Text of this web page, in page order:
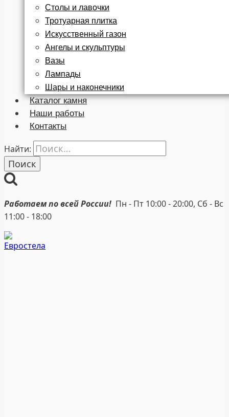
Столы и лавочки
Тротуарная плитка
Искусственный газон
Ангелы и скульптуры
Вазы
Лампады
Шары и наконечники
Каталог камня
Наши работы
Контакты
Найти:
Работаем по всей России! Пн - Пт 10:00 - 20:00, Сб - Вс
11:00 - 18:00